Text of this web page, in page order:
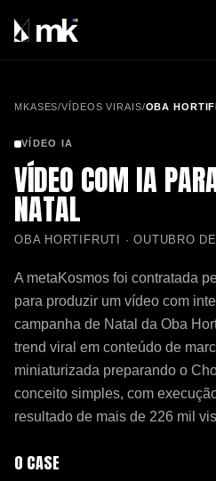
MKASES/VÍDEOS VIRAIS/OBA
VÍDEO IA
VÍDEO COM IA
NATAL
OBA HORTIFRUTI · OUTUBRO
A metaKosmos foi contratada
para produzir um vídeo com
campanha de Natal da Oba
trend viral em conteúdo de
miniaturizada preparando o
conceito simples, com
resultado de mais de 226 mil
O CASE